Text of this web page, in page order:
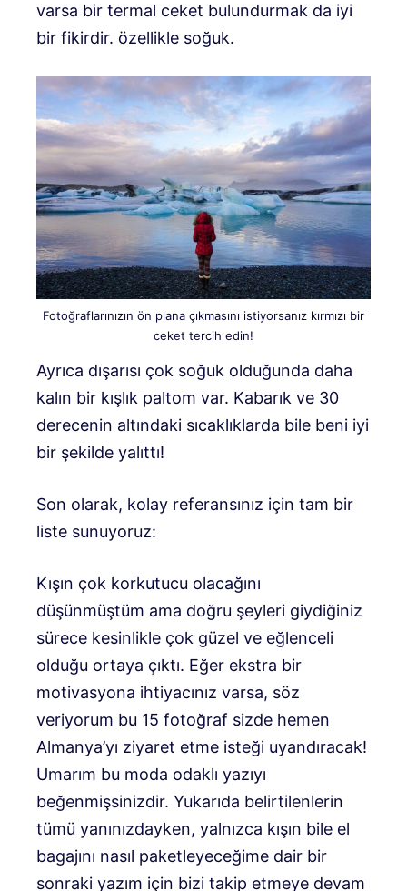
varsa bir termal ceket bulundurmak da iyi
bir fikirdir. özellikle soğuk.
Fotoğraflarınızın ön plana çıkmasını istiyorsanız kırmızı bir
ceket tercih edin!
Ayrıca dışarısı çok soğuk olduğunda daha
kalın bir kışlık paltom var. Kabarık ve 30
derecenin altındaki sıcaklıklarda bile beni iyi
bir şekilde yalıttı!
Son olarak, kolay referansınız için tam bir
liste sunuyoruz:
Kışın çok korkutucu olacağını
düşünmüştüm ama doğru şeyleri giydiğiniz
sürece kesinlikle çok güzel ve eğlenceli
olduğu ortaya çıktı. Eğer ekstra bir
motivasyona ihtiyacınız varsa, söz
veriyorum bu 15 fotoğraf sizde hemen
Almanya’yı ziyaret etme isteği uyandıracak!
Umarım bu moda odaklı yazıyı
beğenmişsinizdir. Yukarıda belirtilenlerin
tümü yanınızdayken, yalnızca kışın bile el
bagajını nasıl paketleyeceğime dair bir
sonraki yazım için bizi takip etmeye devam